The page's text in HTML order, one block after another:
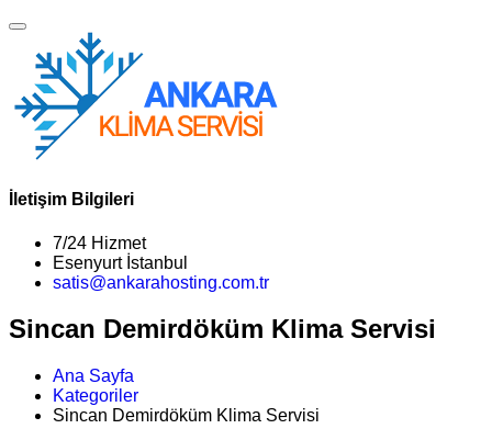
İletişim Bilgileri
7/24 Hizmet
Esenyurt İstanbul
satis@ankarahosting.com.tr
Sincan Demirdöküm Klima Servisi
Ana Sayfa
Kategoriler
Sincan Demirdöküm Klima Servisi